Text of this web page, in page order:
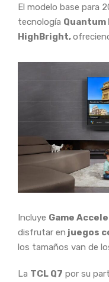
El modelo base para
tecnología Quantum
HighBright,
Incluye Game
disfrutar en juegos
los tamaños van de
La TCL Q7 por su